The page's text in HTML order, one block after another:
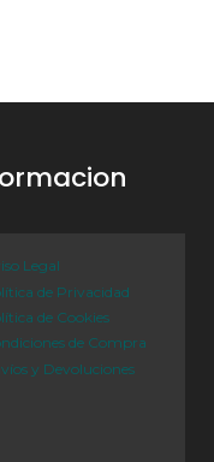
Legal
de Privacidad
de Cookies
de Compra
y Devoluciones